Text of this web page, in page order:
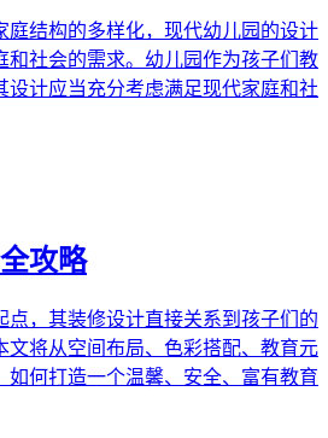
庭结构的多样化，现代幼儿园的设计
和社会的需求。幼儿园作为孩子们教
设计应当充分考虑满足现代家庭和社
攻略
点，其装修设计直接关系到孩子们的
文将从空间布局、色彩搭配、教育元
如何打造一个温馨、安全、富有教育